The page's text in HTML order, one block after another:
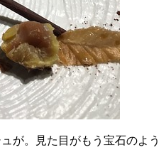
が。見た目がもう宝石のよう